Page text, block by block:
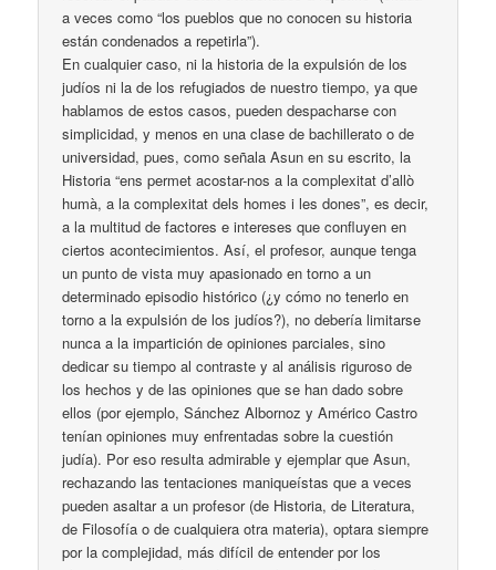
a veces como “los pueblos que no conocen su historia
están condenados a repetirla”).
En cualquier caso, ni la historia de la expulsión de los
judíos ni la de los refugiados de nuestro tiempo, ya que
hablamos de estos casos, pueden despacharse con
simplicidad, y menos en una clase de bachillerato o de
universidad, pues, como señala Asun en su escrito, la
Historia “ens permet acostar-nos a la complexitat d’allò
humà, a la complexitat dels homes i les dones”, es decir,
a la multitud de factores e intereses que confluyen en
ciertos acontecimientos. Así, el profesor, aunque tenga
un punto de vista muy apasionado en torno a un
determinado episodio histórico (¿y cómo no tenerlo en
torno a la expulsión de los judíos?), no debería limitarse
nunca a la impartición de opiniones parciales, sino
dedicar su tiempo al contraste y al análisis riguroso de
los hechos y de las opiniones que se han dado sobre
ellos (por ejemplo, Sánchez Albornoz y Américo Castro
tenían opiniones muy enfrentadas sobre la cuestión
judía). Por eso resulta admirable y ejemplar que Asun,
rechazando las tentaciones maniqueístas que a veces
pueden asaltar a un profesor (de Historia, de Literatura,
de Filosofía o de cualquiera otra materia), optara siempre
por la complejidad, más difícil de entender por los